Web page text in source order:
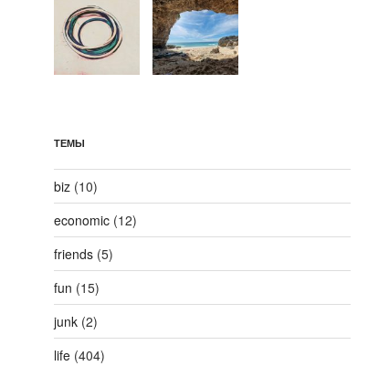
ТЕМЫ
biz(10)
economic(12)
friends(5)
fun (15)
junk(2)
life(404)